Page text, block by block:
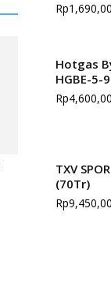
Rp
Hotgas
HGBE-5-
Rp
TXV
(70Tr)
Rp